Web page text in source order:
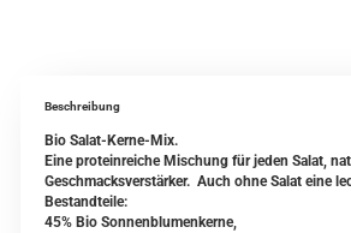
Beschreibung
Bio Salat-Kerne-Mix.
Eine proteinreiche Mischung für jeden Salat,
Geschmacksverstärker. Auch ohne Salat eine
Bestandteile:
45% Bio Sonnenblumenkerne,